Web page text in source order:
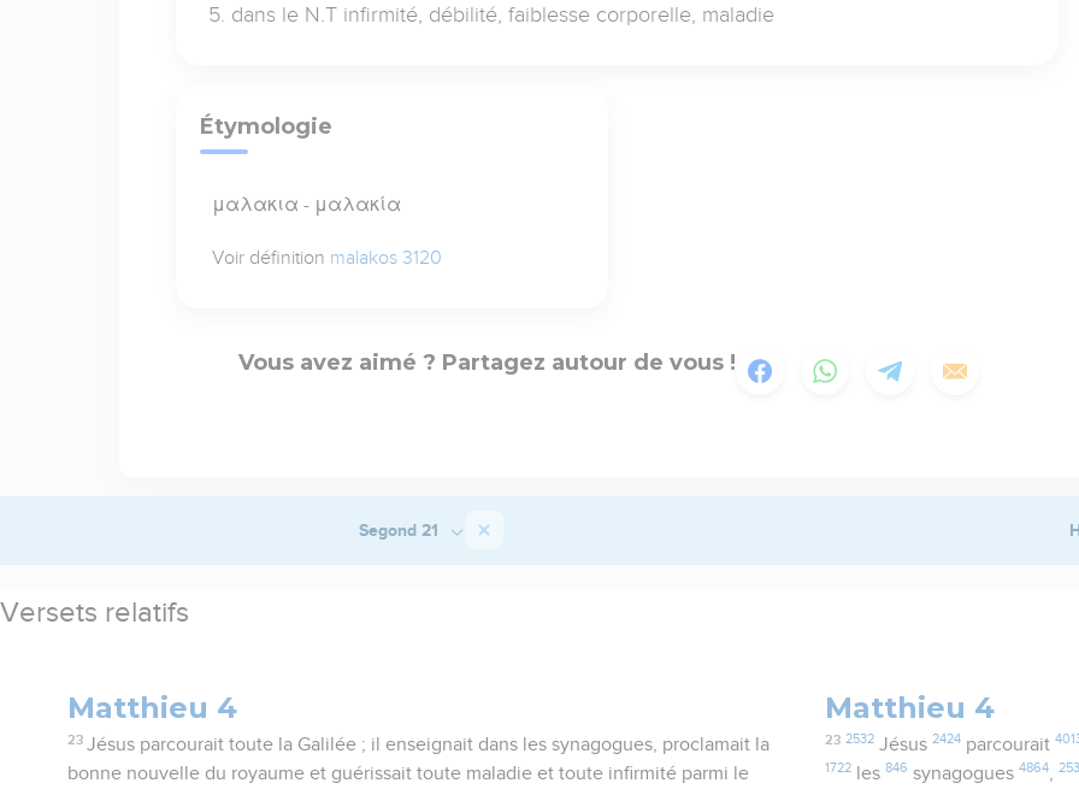
dans le N.T infirmité, débilité, faiblesse corporelle, maladie
Étymologie
μαλακια - μαλακία
Voir définition malakos 3120
Vous avez aimé ? Partagez autour de vous !
Segond 21
Versets relatifs
Matthieu 4
23 Jésus parcourait toute la Galilée ; il enseignait dans les synagogues, proclamait la
bonne nouvelle du royaume et guérissait toute maladie et toute infirmité parmi le
Matthieu 4
23 2532Jésus 2424parcourait
1722 les846 synagogues4864,